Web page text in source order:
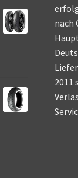
nach
2011